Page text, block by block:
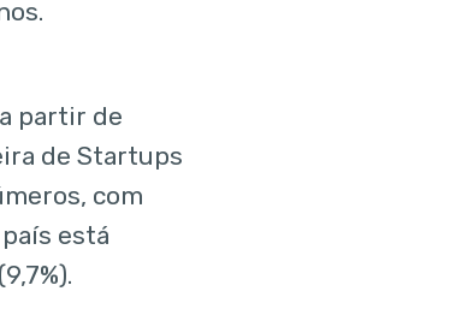
partir de
de Startups
com
está